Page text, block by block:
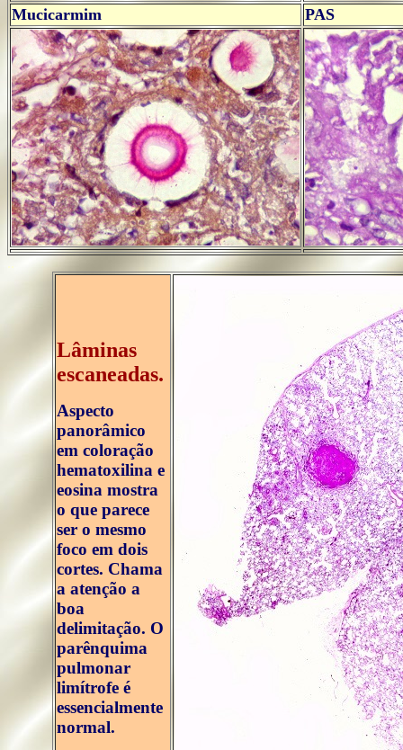
Mucicarmim PAS
..
Lâminas
escaneadas.
Aspecto
panorâmico
em coloração
hematoxilina e
eosina mostra
o que parece
ser o mesmo
foco em dois
cortes. Chama
a atenção a
boa
delimitação. O
parênquima
pulmonar
limítrofe é
essencialmente
normal.